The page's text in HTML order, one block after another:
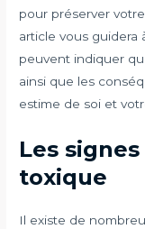
pour préserver
article vous guidera
peuvent indiquer
ainsi que les
estime de soi et
Les
toxique
Il existe de